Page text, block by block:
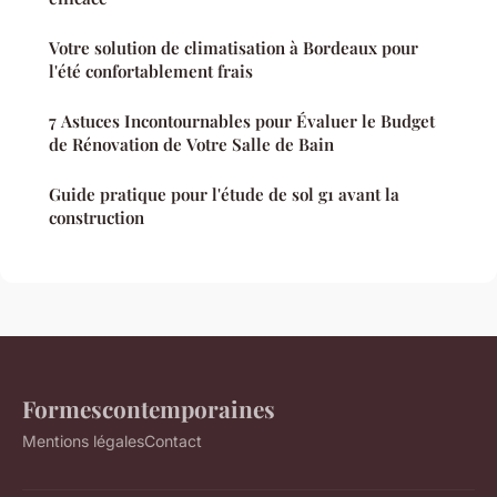
Votre solution de climatisation à Bordeaux pour
l'été confortablement frais
7 Astuces Incontournables pour Évaluer le Budget
de Rénovation de Votre Salle de Bain
Guide pratique pour l'étude de sol g1 avant la
construction
Formescontemporaines
Mentions légalesContact